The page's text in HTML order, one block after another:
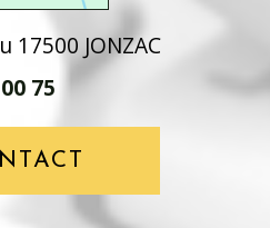
17500 JONZAC
75